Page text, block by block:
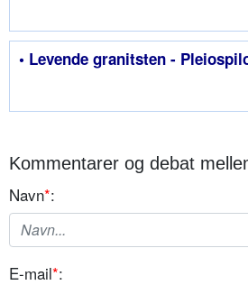
• Levende granitsten -
Kommentarer og debat
Navn*:
E-mail*: